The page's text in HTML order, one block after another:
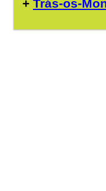
+ Trás-os-